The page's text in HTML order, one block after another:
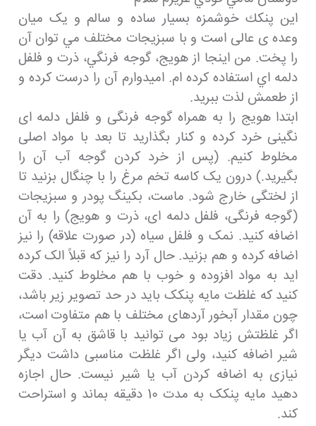
اين پنكك خوشمزه بسيار ساده و سالم و یک میان
وعده ی عالی است و با سبزيجات مختلف مي توان آن
را پخت. من اينجا از هويج، گوجه فرنگي، ذرت و فلفل
دلمه اي استفاده كرده ام. اميدوارم آن را درست کرده و
از طعمش لذت ببريد.
ابتدا هویج را به همراه گوجه فرنگی و فلفل دلمه ای
نگینی خرد کرده و کنار بگذارید تا بعد با مواد اصلی
مخلوط کنیم. (پس از خرد کردن گوجه آب آن را
بگیرید.) درون یک کاسه تخم مرغ را با چنگال بزنید تا
از لختگی خارج شود. ماست، بکینگ پودر و سبزیجات
(گوجه فرنگی، فلفل دلمه ای، ذرت و هویج) را به آن
اضافه کنید. نمک و فلفل سیاه (در صورت علاقه) را نیز
اضافه کرده و هم بزنید. حال آرد را نیز که قبلاً الک کرده
اید به مواد افزوده و خوب با هم مخلوط کنید. دقت
کنید که غلظت مایه پنکک باید در حد تصویر زیر باشد،
چون مقدار آبخور آردهای مختلف با هم متفاوت است،
اگر غلظتش زیاد بود می توانید با قاشق به آن آب یا
شیر اضافه کنید، ولی اگر غلظت مناسبی داشت دیگر
نیازی به اضافه کردن آب یا شیر نیست. حال اجازه
دهید مایه پنکک به مدت 10 دقیقه بماند و استراحت
کند.